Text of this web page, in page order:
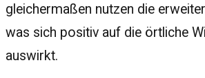
gleichermaßen nutzen die
was sich positiv auf die örtliche
auswirkt.